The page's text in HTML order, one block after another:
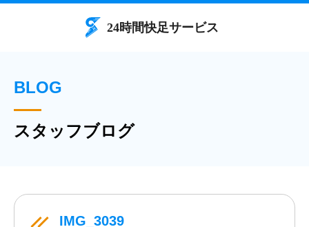
BLOG
スタッフブログ
IMG_3039